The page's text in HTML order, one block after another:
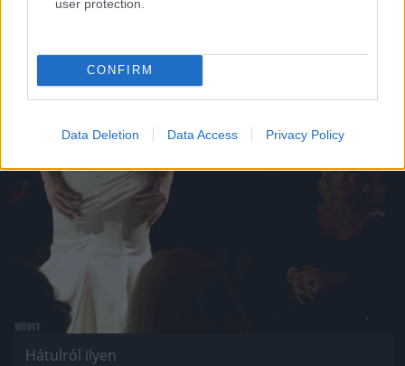
user protection.
CONFIRM
Data Deletion Data Access Privacy Policy
Fotó: Bakró-Nagy Ferenc / Velvet
Jön még kép!
Hátulról ilyen